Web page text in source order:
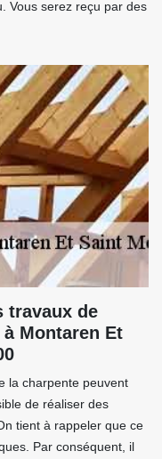
Vous serez reçu par des
travaux de
Montaren Et
la charpente peuvent
de réaliser des
tient à rappeler que ce
Par conséquent, il